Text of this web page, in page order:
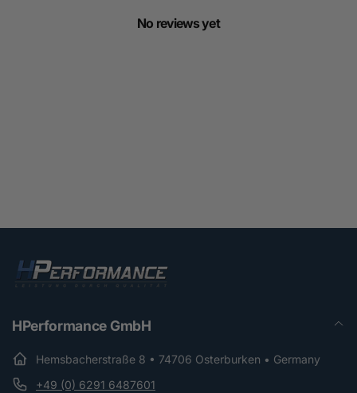
No reviews yet
HPerformance GmbH
Hemsbacherstraße 8 • 74706 Osterburken • Germany
+49 (0) 6291 6487601